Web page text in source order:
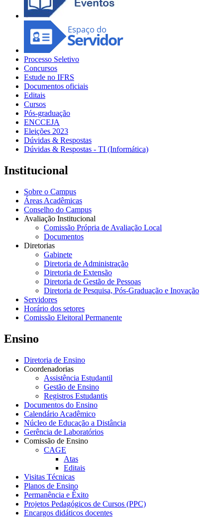
Processo Seletivo
Concursos
Estude no IFRS
Documentos oficiais
Editais
Cursos
Pós-graduação
ENCCEJA
Eleições 2023
Dúvidas & Respostas
Dúvidas & Respostas - TI (Informática)
Institucional
Sobre o Campus
Áreas Acadêmicas
Conselho do Campus
Avaliação Institucional
Comissão Própria de Avaliação Local
Documentos
Diretorias
Gabinete
Diretoria de Administração
Diretoria de Extensão
Diretoria de Gestão de Pessoas
Diretoria de Pesquisa, Pós-Graduação e Inovação
Servidores
Horário dos setores
Comissão Eleitoral Permanente
Ensino
Diretoria de Ensino
Coordenadorias
Assistência Estudantil
Gestão de Ensino
Registros Estudantis
Documentos do Ensino
Calendário Acadêmico
Núcleo de Educação a Distância
Gerência de Laboratórios
Comissão de Ensino
CAGE
Atas
Editais
Visitas Técnicas
Planos de Ensino
Permanência e Êxito
Projetos Pedagógicos de Cursos (PPC)
Encargos didáticos docentes